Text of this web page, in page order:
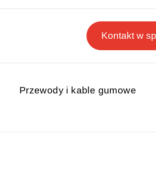
Kontakt w
Przewody i kable gumowe